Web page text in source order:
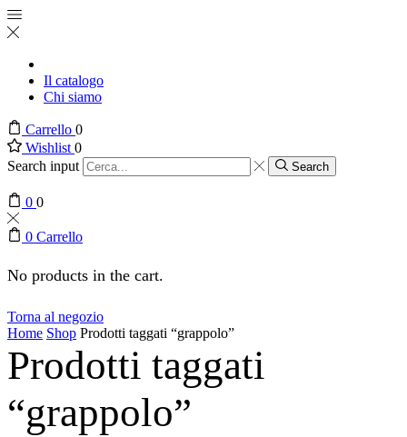
Il catalogo
Chi siamo
Carrello 0
Wishlist 0
Search input
Search
0 0
0 Carrello
No products in the cart.
Torna al negozio
Home Shop Prodotti taggati “grappolo”
Prodotti taggati
“grappolo”